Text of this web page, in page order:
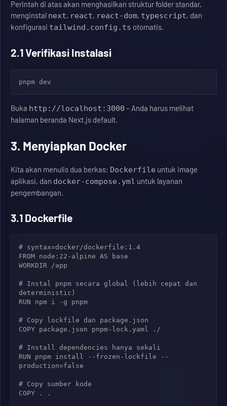
Perintah di atas akan menghasilkan struktur folder standar,
menginstal next, react, react-dom, typescript, dan
konfigurasi tailwind.config.ts otomatis.
2.1 Verifikasi Instalasi
pnpm dev
Buka http://localhost:3000 – Anda harus melihat
halaman beranda Next.js default.
3. Menyiapkan Docker
Kita akan menulis dua berkas: Dockerfile untuk image
aplikasi, dan docker-compose.yml untuk layanan
pengembangan.
3.1 Dockerfile
# syntax=docker/dockerfile:1.4
FROM node:22-alpine AS base
WORKDIR /app
# Instal pnpm secara global (lebih cepat dan
deterministic)
RUN npm i -g pnpm
# Copy lockfile dan package.json
COPY package.json pnpm-lock.yaml ./
# Install dependencies hanya sekali
RUN pnpm install --frozen-lockfile --
production=false
# Copy sumber kode
COPY . .